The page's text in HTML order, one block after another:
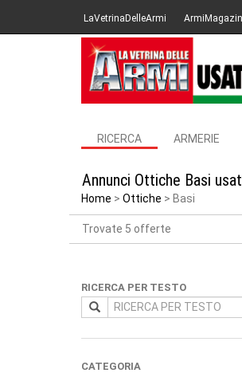
LaVetrinaDelleArmi
RICERCA ARMERIE
Annunci Ottiche Basi
Home Ottiche Basi
Trovate 5 offerte
RICERCA PER TESTO
CATEGORIA